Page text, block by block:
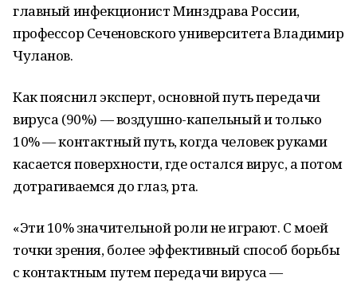
главный инфекционист Минздрава России,
профессор Сеченовского университета Владимир
Чуланов.
Как пояснил эксперт, основной путь передачи
вируса (90%) — воздушно-капельный и только
10% — контактный путь, когда человек руками
касается поверхности, где остался вирус, а потом
дотрагиваемся до глаз, рта.
«Эти 10% значительной роли не играют. С моей
точки зрения, более эффективный способ борьбы
с контактным путем передачи вируса —